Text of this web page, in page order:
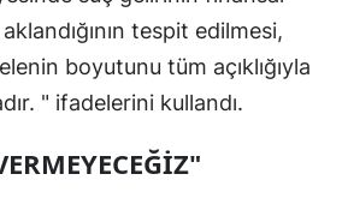
tespit edilmesi,
boyutunu tüm açıklığıyla
" ifadelerini kullandı.